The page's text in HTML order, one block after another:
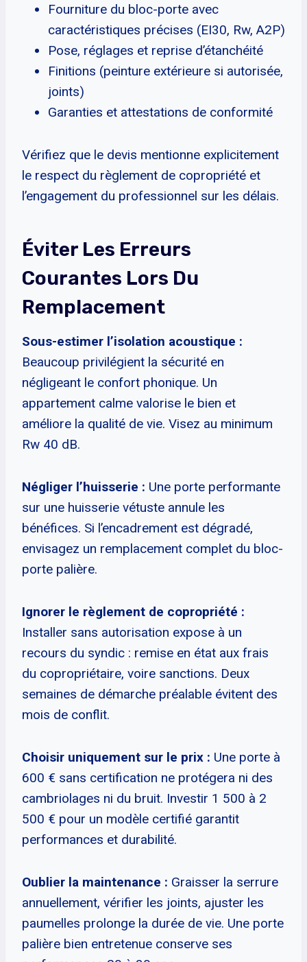
Fourniture du bloc-porte avec
caractéristiques précises (EI30, Rw, A2P)
Pose, réglages et reprise d’étanchéité
Finitions (peinture extérieure si autorisée,
joints)
Garanties et attestations de conformité
Vérifiez que le devis mentionne explicitement
le respect du règlement de copropriété et
l’engagement du professionnel sur les délais.
Éviter Les Erreurs
Courantes Lors Du
Remplacement
Sous-estimer l’isolation acoustique :
Beaucoup privilégient la sécurité en
négligeant le confort phonique. Un
appartement calme valorise le bien et
améliore la qualité de vie. Visez au minimum
Rw 40 dB.
Négliger l’huisserie : Une porte performante
sur une huisserie vétuste annule les
bénéfices. Si l’encadrement est dégradé,
envisagez un remplacement complet du bloc-
porte palière.
Ignorer le règlement de copropriété :
Installer sans autorisation expose à un
recours du syndic : remise en état aux frais
du copropriétaire, voire sanctions. Deux
semaines de démarche préalable évitent des
mois de conflit.
Choisir uniquement sur le prix : Une porte à
600 € sans certification ne protégera ni des
cambriolages ni du bruit. Investir 1 500 à 2
500 € pour un modèle certifié garantit
performances et durabilité.
Oublier la maintenance : Graisser la serrure
annuellement, vérifier les joints, ajuster les
paumelles prolonge la durée de vie. Une porte
palière bien entretenue conserve ses